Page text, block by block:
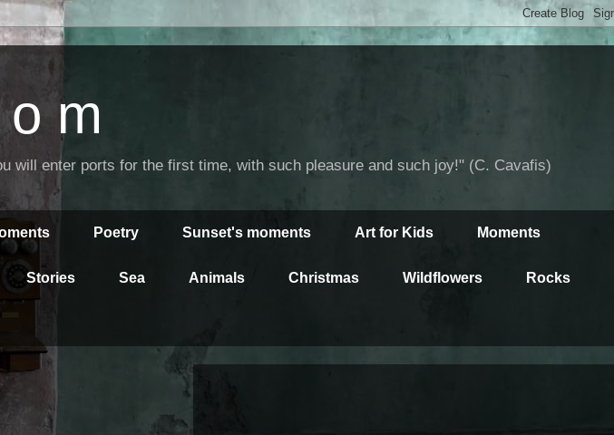
m
will enter ports for the first time, with such pleasure and such joy!" (C. Cavafis)
Poetry Sunset's moments Art for Kids Moments
Stories Sea Animals Christmas Wildflowers Rocks